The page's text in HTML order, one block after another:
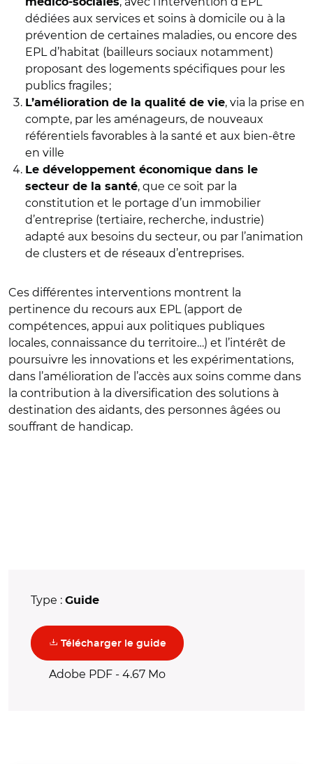
dédiées aux services et soins à domicile ou à la
prévention de certaines maladies, ou encore des
EPL d’habitat (bailleurs sociaux notamment)
proposant des logements spécifiques pour les
publics fragiles ;
L’amélioration de la qualité de vie, via la prise en
compte, par les aménageurs, de nouveaux
référentiels favorables à la santé et aux bien-être
en ville
Le développement économique dans le
secteur de la santé, que ce soit par la
constitution et le portage d’un immobilier
d’entreprise (tertiaire, recherche, industrie)
adapté aux besoins du secteur, ou par l’animation
de clusters et de réseaux d’entreprises.
Ces différentes interventions montrent la
pertinence du recours aux EPL (apport de
compétences, appui aux politiques publiques
locales, connaissance du territoire…) et l’intérêt de
poursuivre les innovations et les expérimentations,
dans l’amélioration de l’accès aux soins comme dans
la contribution à la diversification des solutions à
destination des aidants, des personnes âgées ou
souffrant de handicap.
Type : Guide
Télécharger le guide(nouvelle fenêtre)
Adobe PDF - 4.67 Mo